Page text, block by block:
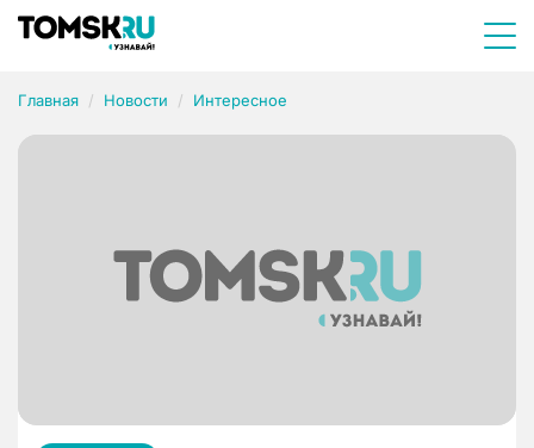
Главная Новости Интересное